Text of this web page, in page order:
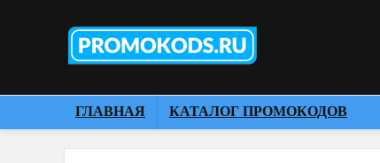
ГЛАВНАЯ КАТАЛОГ ПРОМОКОДОВ